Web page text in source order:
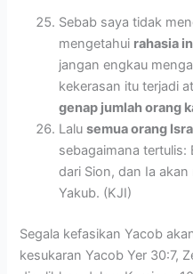
Sebab saya tidak
mengetahui rahasia
jangan engkau
kekerasan itu terjadi
genap jumlah orang
Lalusemua orang
sebagaimana tertulis:
dari Sion, dan Ia
Yakub. (KJI)
Segala kefasikan Yacob
kesukaran Yacob Yer 30:7,